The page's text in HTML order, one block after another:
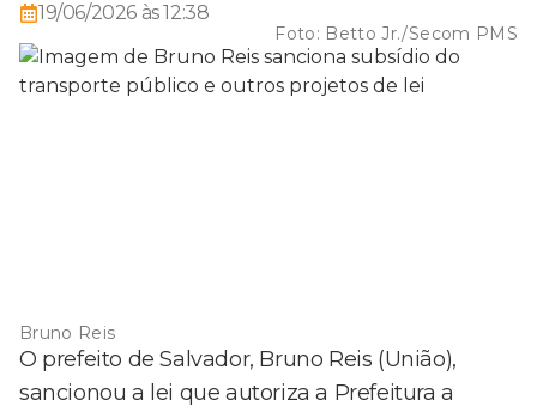
19/06/2026 às 12:38
Foto: Betto Jr./Secom PMS
Bruno Reis
O prefeito de Salvador, Bruno Reis (União),
sancionou a lei que autoriza a Prefeitura a